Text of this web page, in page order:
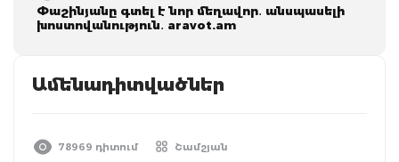
Փաշինյանը գտել է նոր մեղավոր․ անսպասելի
խոստովանություն․ aravot.am
Ամենադիտվածներ
78969 դիտում Շամշյան